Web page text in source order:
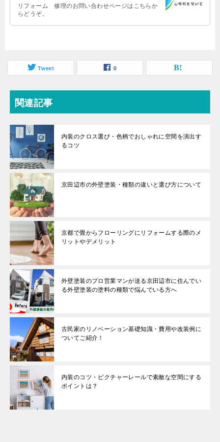
リフォーム 修理のお問い合わせページはこちらか
らどうぞ。
Tweet 0
関連記事
内装のクロス選び・色柄でおしゃれに空間を演出す
るコツ
京田辺市の外壁塗装・種類の違いと選び方について
京都で畳からフローリングにリフォームする際のメ
リットやデメリット
外壁塗装のプロ営業マンが送る京田辺市に住んでい
る外壁塗装の塗料の種類で悩んでいる方へ
古民家のリノベーション基礎知識・費用や改装例に
ついてご紹介！
内装のコツ・ピクチャーレールで素敵な空間にする
ポイントは？